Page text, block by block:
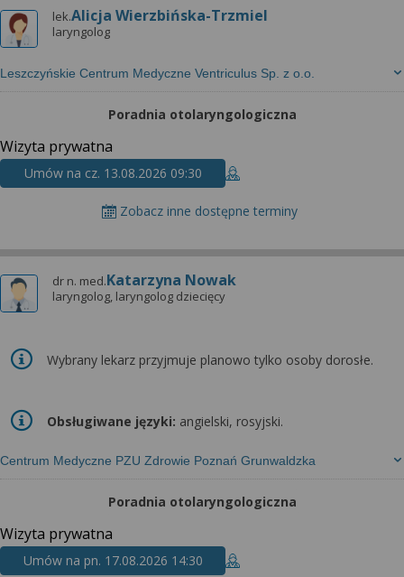
lek.Alicja Wierzbińska-Trzmiel
laryngolog
Leszczyńskie Centrum Medyczne Ventriculus Sp. z o.o.
Poradnia otolaryngologiczna
Wizyta prywatna
Umów na cz. 13.08.2026 09:30
Zobacz inne dostępne terminy
dr n. med.Katarzyna Nowak
laryngolog, laryngolog dziecięcy
Centrum Medyczne PZU Zdrowie Poznań Grunwaldzka
Wybrany lekarz przyjmuje planowo tylko osoby dorosłe.
Obsługiwane języki: angielski, rosyjski.
Poradnia otolaryngologiczna
Wizyta prywatna
Umów na pn. 17.08.2026 14:30